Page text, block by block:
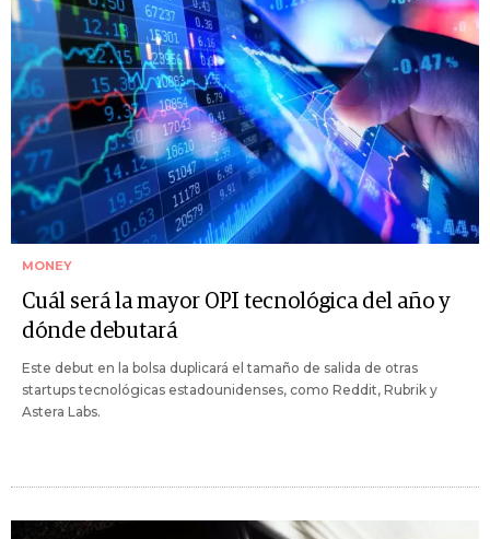
MONEY
Cuál será la mayor OPI tecnológica del año y
dónde debutará
Este debut en la bolsa duplicará el tamaño de salida de otras
startups tecnológicas estadounidenses, como Reddit, Rubrik y
Astera Labs.